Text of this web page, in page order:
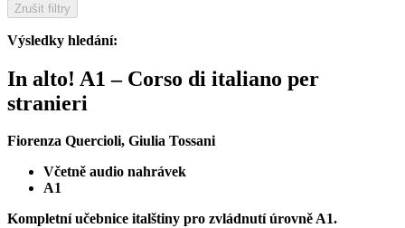
Zrušit filtry
Výsledky hledání:
In alto! A1 – Corso di italiano per
stranieri
Fiorenza Quercioli, Giulia Tossani
Včetně audio nahrávek
A1
Kompletní učebnice italštiny pro zvládnutí úrovně A1.